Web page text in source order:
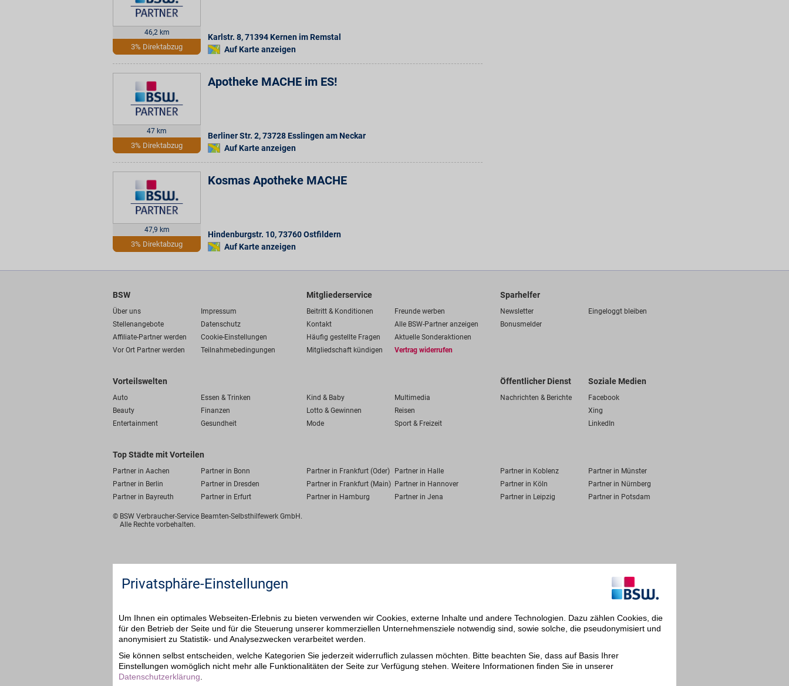
46,2 km
3% Direktabzug
Karlstr. 8,71394 Kernen im Remstal
Auf Karte anzeigen
47 km
3% Direktabzug
Apotheke MACHE im ES!
Berliner Str. 2,73728 Esslingen am Neckar
Auf Karte anzeigen
47,9 km
3% Direktabzug
Kosmas Apotheke MACHE
Hindenburgstr. 10,73760Ostfildern
Auf Karte anzeigen
BSW
Über uns
Impressum
Stellenangebote
Datenschutz
Affiliate-Partner werden
Cookie-Einstellungen
Vor Ort Partner werden
Teilnahmebedingungen
Mitgliederservice
Beitritt & Konditionen
Freunde werben
Kontakt
Alle BSW-Partner anzeigen
Häufig gestellte Fragen
Aktuelle Sonderaktionen
Mitgliedschaft kündigen
Vertrag widerrufen
Sparhelfer
Newsletter
Eingeloggt bleiben
Bonusmelder
Vorteilswelten
Auto Essen & Trinken Kind & Baby
Multimedia
Beauty
Finanzen Lotto & Gewinnen
Reisen
Entertainment
Gesundheit Mode Sport & Freizeit
Öffentlicher Dienst
Nachrichten & Berichte
Soziale Medien
Facebook
Xing
LinkedIn
Top Städte mit Vorteilen
Partner in Aachen Partner in Bonn Partner in Frankfurt (Oder) Partner in Halle Partner in Koblenz
Partner in Münster
Partner in Berlin
Partner in Dresden Partner in Frankfurt (Main) Partner in Hannover Partner in Köln
Partner in Nürnberg
Partner in Bayreuth
Partner in Erfurt Partner in Hamburg Partner in Jena Partner in Leipzig Partner in Potsdam
© BSW Verbraucher-Service Beamten-Selbsthilfewerk GmbH.
Alle Rechte vorbehalten.
Privatsphäre-Einstellungen
Um Ihnen ein optimales Webseiten-Erlebnis zu bieten verwenden wir Cookies, externe Inhalte und andere Technologien. Dazu zählen Cookies, die
für den Betrieb der Seite und für die Steuerung unserer kommerziellen Unternehmensziele notwendig sind, sowie solche, die pseudonymisiert und
anonymisiert zu Statistik- und Analysezwecken verarbeitet werden.
Sie können selbst entscheiden, welche Kategorien Sie jederzeit widerruflich zulassen möchten. Bitte beachten Sie, dass auf Basis Ihrer
Einstellungen womöglich nicht mehr alle Funktionalitäten der Seite zur Verfügung stehen. Weitere Informationen finden Sie in unserer
Datenschutzerklärung